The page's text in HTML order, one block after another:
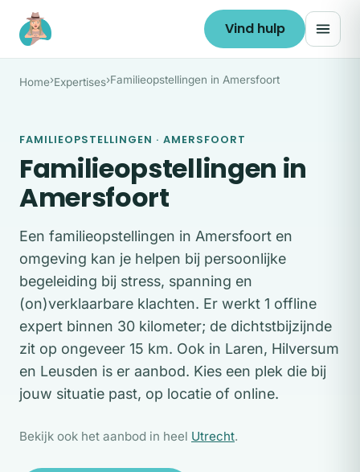
Ga naar de inhoud
Vind hulp
Home›Expertises›Familieopstellingen in Amersfoort
FAMILIEOPSTELLINGEN · AMERSFOORT
Familieopstellingen in
Amersfoort
Een familieopstellingen in Amersfoort en
omgeving kan je helpen bij persoonlijke
begeleiding bij stress, spanning en
(on)verklaarbare klachten. Er werkt 1 offline
expert binnen 30 kilometer; de dichtstbijzijnde
zit op ongeveer 15 km. Ook in Laren, Hilversum
en Leusden is er aanbod. Kies een plek die bij
jouw situatie past, op locatie of online.
Bekijk ook het aanbod in heel Utrecht.